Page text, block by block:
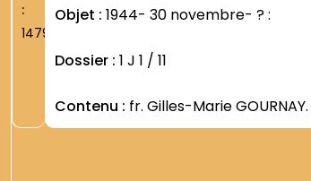
:
1479
Objet : 1944- 30 novembre- ? :
Dossier : 1 J 1 / 11
Contenu : fr. Gilles-Marie GOURNAY.